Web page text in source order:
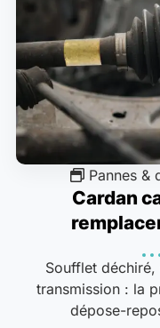
Pannes &
Cardan
Soufflet
transmission : la
dépose-